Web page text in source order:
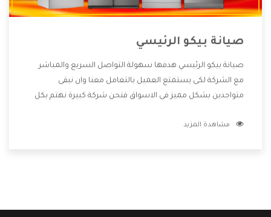
صيانة بيكو الرئيسي
صيانة بيكو الرئيسي هدفها سهولة التواصل السريع والمباشر
مع الشركة لكى يستمتع العميل بالتعامل معنا وان نبقى
متواجدين بشكل مميز فى الاسواق فنحن شركة كبيرة نهتم بكل
الشركة بها والتى تكون منها خدمة الصيانة التى تكون من أهم
مشاهدة المزيد